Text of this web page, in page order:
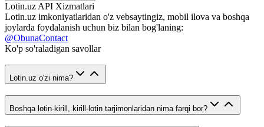
Lotin.uz API Xizmatlari
Lotin.uz imkoniyatlaridan o'z vebsaytingiz, mobil ilova va boshqa
joylarda foydalanish uchun biz bilan bog'laning:
@ObunaContact
Ko'p so'raladigan savollar
Lotin.uz o'zi nima?
Boshqa lotin-kirill, kirill-lotin tarjimonlaridan nima farqi bor?